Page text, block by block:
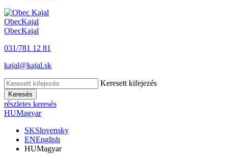
ObecKajal
ObecKajal
031/781 12 81
kajal@kajal.sk
Keresett kifejezés
Keresés
részletes keresés
HUMagyar
SKSlovensky
ENEnglish
HUMagyar